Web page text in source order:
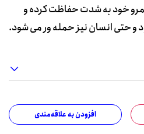
خود به شدت حفاظت کرده و
و حتی انسان نیز حمله ور می شود.
افزودن به علاقه‌مندی